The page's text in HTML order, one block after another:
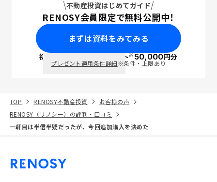
不動産投資はじめてガイド
RENOSY会員限定で無料公開中！
まずは資料をみてみる
初回面談で ポイント※50,000円分
プレゼント適用条件詳細※条件・上限あり
TOP RENOSY不動産投資
お客様の声
RENOSY（リノシー）の評判・口コミ
一軒目は半信半疑だったが、今回追加購入を決めた